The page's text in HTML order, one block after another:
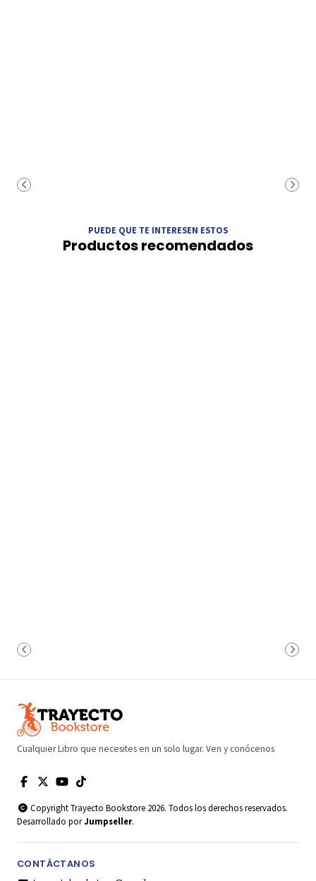
PUEDE QUE TE INTERESEN ESTOS
Productos recomendados
Cualquier Libro que necesites en un solo lugar. Ven y conócenos
Copyright Trayecto Bookstore 2026. Todos los derechos reservados.
Desarrollado porJumpseller.
CONTÁCTANOS